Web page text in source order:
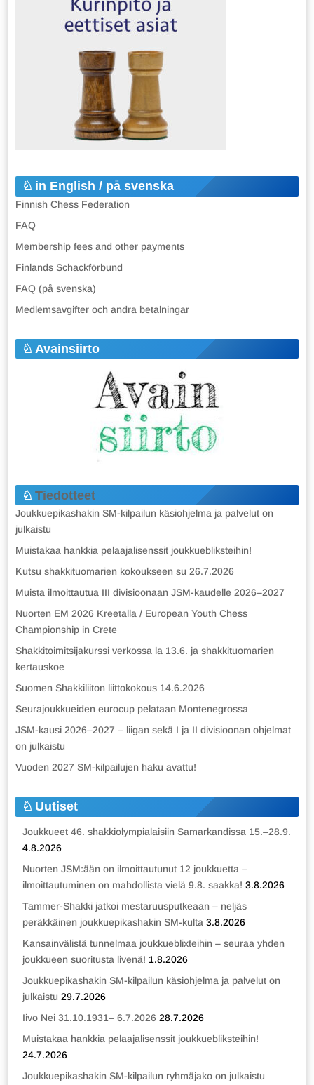
in English / på svenska
Finnish Chess Federation
FAQ
Membership fees and other payments
Finlands Schackförbund
FAQ (på svenska)
Medlemsavgifter och andra betalningar
Avainsiirto
Tiedotteet
Joukkuepikashakin SM-kilpailun käsiohjelma ja palvelut on
julkaistu
Muistakaa hankkia pelaajalisenssit joukkuebliksteihin!
Kutsu shakkituomarien kokoukseen su 26.7.2026
Muista ilmoittautua III divisioonaan JSM-kaudelle 2026–2027
Nuorten EM 2026 Kreetalla / European Youth Chess
Championship in Crete
Shakkitoimitsijakurssi verkossa la 13.6. ja shakkituomarien
kertauskoe
Suomen Shakkiliiton liittokokous 14.6.2026
Seurajoukkueiden eurocup pelataan Montenegrossa
JSM-kausi 2026–2027 – liigan sekä I ja II divisioonan ohjelmat
on julkaistu
Vuoden 2027 SM-kilpailujen haku avattu!
Uutiset
Joukkueet 46. shakkiolympialaisiin Samarkandissa 15.–28.9.
4.8.2026
Nuorten JSM:ään on ilmoittautunut 12 joukkuetta –
ilmoittautuminen on mahdollista vielä 9.8. saakka! 3.8.2026
Tammer-Shakki jatkoi mestaruusputkeaan – neljäs
peräkkäinen joukkuepikashakin SM-kulta 3.8.2026
Kansainvälistä tunnelmaa joukkueblixteihin – seuraa yhden
joukkueen suoritusta livenä! 1.8.2026
Joukkuepikashakin SM-kilpailun käsiohjelma ja palvelut on
julkaistu 29.7.2026
Iivo Nei 31.10.1931– 6.7.2026 28.7.2026
Muistakaa hankkia pelaajalisenssit joukkuebliksteihin!
24.7.2026
Joukkuepikashakin SM-kilpailun ryhmäjako on julkaistu